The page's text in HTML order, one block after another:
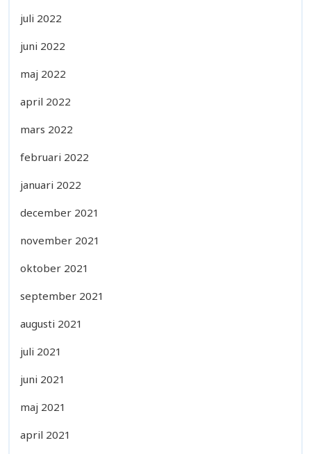
juli 2022
juni 2022
maj 2022
april 2022
mars 2022
februari 2022
januari 2022
december 2021
november 2021
oktober 2021
september 2021
augusti 2021
juli 2021
juni 2021
maj 2021
april 2021